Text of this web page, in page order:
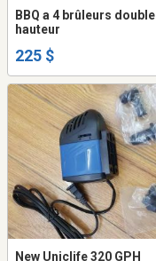
BBQ a 4 brûleurs double
hauteur
225 $
New Uniclife 320 GPH